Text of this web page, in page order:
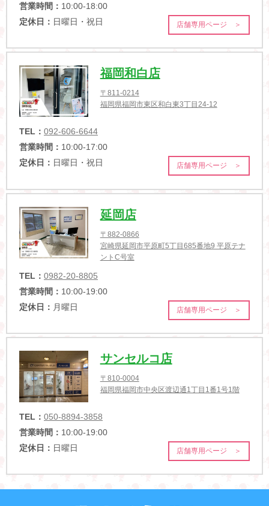
営業時間： 10:00-18:00
定休日： 日曜日・祝日 店舗専用ページ ＞
福岡和白店
〒811-0214
福岡県福岡市東区和白東3丁目24-12
TEL： 092-606-6644
営業時間： 10:00-17:00
定休日： 日曜日・祝日 店舗専用ページ ＞
延岡店
〒882-0866
宮崎県延岡市平原町5丁目685番地9 平原テナ
ントC号室
TEL： 0982-20-8805
営業時間： 10:00-19:00
定休日： 月曜日 店舗専用ページ ＞
サンセルコ店
〒810-0004
福岡県福岡市中央区渡辺通1丁目1番1号1階
TEL： 050-8894-3858
営業時間： 10:00-19:00
定休日： 日曜日 店舗専用ページ ＞